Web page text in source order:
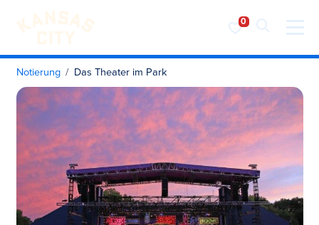
Besuchen Sie KC
Zum Inhalt springen
Notierung Das Theater im Park